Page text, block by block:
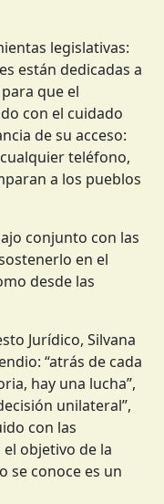
legislativas:
están dedicadas a
que el
con el cuidado
de su acceso:
teléfono,
a los pueblos
conjunto con las
en el
desde las
Jurídico, Silvana
“atrás de cada
hay una lucha”,
unilateral”,
con las
objetivo de la
se conoce es un